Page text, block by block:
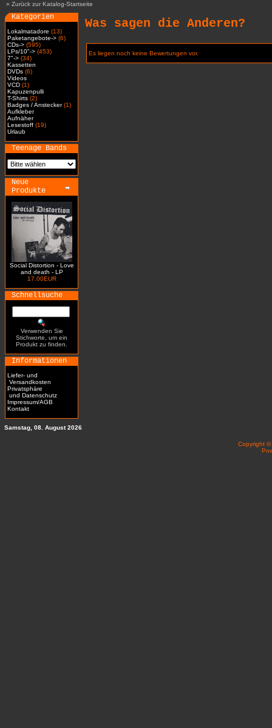
» Zurück zur Katalog-Startseite
Kategorien
Lokalmatadore (13)
Paketangebote-> (6)
CDs-> (595)
LPs/10"-> (453)
7"-> (34)
Kassetten
DVDs (6)
Videos
VCD (1)
Kapuzenpulli
T-Shirts (2)
Badges / Anstecker(1)
Aufkleber
Aufnäher
Lesestoff (19)
Urlaub
Teenage Bands
Neue
Produkte
Social Distortion - Love
and death - LP
17.00EUR
Schnellsuche
Verwenden Sie
Stichworte, um ein
Produkt zu finden.
Informationen
Liefer- und
Versandkosten
Privatsphäre
und Datenschutz
Impressum/AGB
Kontakt
Was sagen die Anderen?
Es liegen noch keine Bewertungen vor.
Samstag, 08. August 2026
Copyright